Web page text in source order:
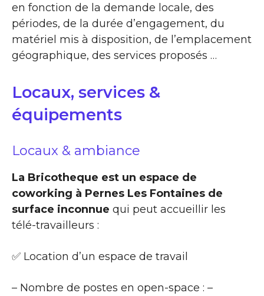
en fonction de la demande locale, des
périodes, de la durée d’engagement, du
matériel mis à disposition, de l’emplacement
géographique, des services proposés …
Locaux, services &
équipements
Locaux & ambiance
La Bricotheque est un espace de
coworking à Pernes Les Fontaines de
surface inconnue qui peut accueillir les
télé-travailleurs :
✅ Location d’un espace de travail
– Nombre de postes en open-space : –